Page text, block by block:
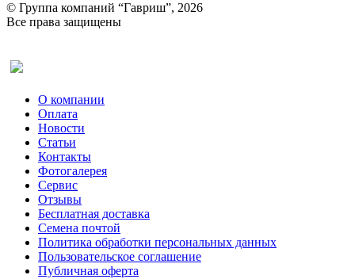
© Группа компаний “Гавриш”, 2026
Все права защищены
О компании
Оплата
Новости
Статьи
Контакты
Фотогалерея​
Сервис
Отзывы
Бесплатная доставка
Семена почтой
Политика обработки персональных данных
Пользовательское соглашение
Публичная оферта